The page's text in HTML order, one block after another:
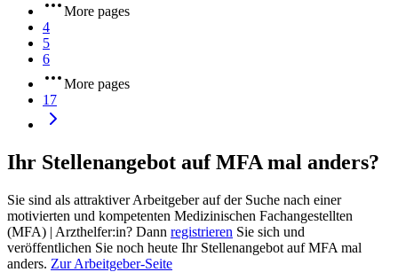
More pages
4
5
6
More pages
17
Ihr Stellenangebot auf MFA mal anders?
Sie sind als attraktiver Arbeitgeber auf der Suche nach einer
motivierten und kompetenten Medizinischen Fachangestellten
(MFA) | Arzthelfer:in? Dann registrieren Sie sich und
veröffentlichen Sie noch heute Ihr Stellenangebot auf MFA mal
anders. Zur Arbeitgeber-Seite